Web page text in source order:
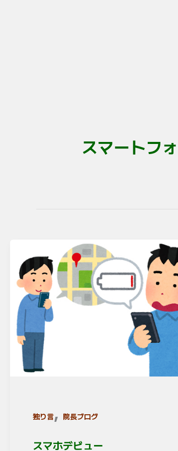
スマートフ
独り言, 院長ブログ
スマホデビュー